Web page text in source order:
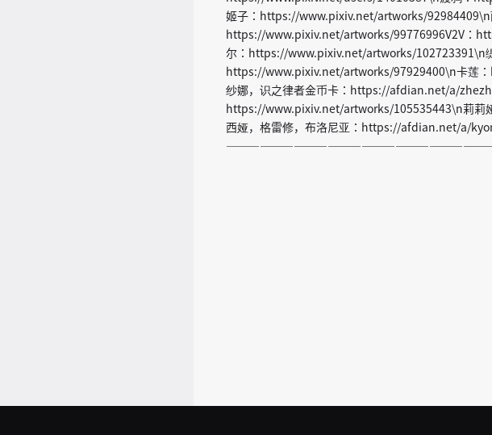
姬子：https://www.pixiv.net/artworks/92984409\n
https://www.pixiv.net/artworks/99776996V2V：
尔：https://www.pixiv.net/artworks/102723391\n
https://www.pixiv.net/artworks/97929400\n卡莲
纱娜，识之律者金币卡：https://afdian.net/a/
https://www.pixiv.net/artworks/105535443\n莉莉
西娅，格雷修，布洛尼亚：https://afdian.net/a/